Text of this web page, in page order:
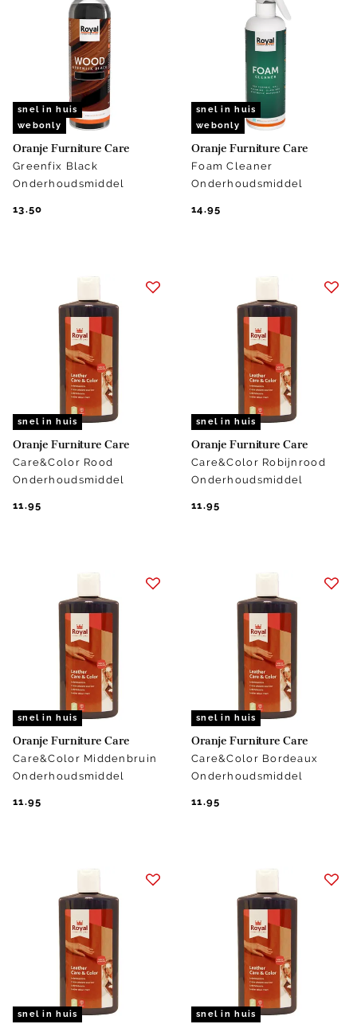
snel in huis
webonly
Oranje Furniture Care
Greenfix Black
Onderhoudsmiddel
13.50
snel in huis
webonly
Oranje Furniture Care
Foam Cleaner
Onderhoudsmiddel
14.95
snel in huis
Oranje Furniture Care
Care&Color Rood
Onderhoudsmiddel
11.95
snel in huis
Oranje Furniture Care
Care&Color Robijnrood
Onderhoudsmiddel
11.95
snel in huis
Oranje Furniture Care
Care&Color Middenbruin
Onderhoudsmiddel
11.95
snel in huis
Oranje Furniture Care
Care&Color Bordeaux
Onderhoudsmiddel
11.95
snel in huis snel in huis